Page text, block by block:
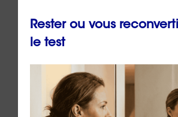
À lire sur le même thème
Rester ou vous
le test